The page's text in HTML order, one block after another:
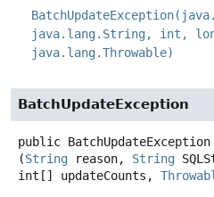
java.lang.String, int,
java.lang.Throwable)
BatchUpdateException
public BatchUpdateException
(String reason, String
int[] updateCounts,